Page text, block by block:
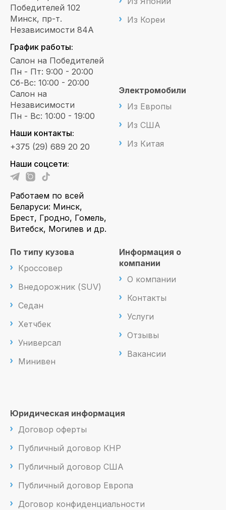
Победителей 102
Минск, пр-т.
Независимости 84А
График работы:
Салон на Победителей
Пн - Пт: 9:00 - 20:00
Сб-Вс: 10:00 - 20:00
Салон на
Независимости
Пн - Вс: 10:00 - 19:00
Наши контакты:
+375 (29) 689 20 20
Наши соцсети:
Работаем по всей
Беларуси: Минск,
Брест, Гродно, Гомель,
Витебск, Могилев и др.
Из Кореи
Электромобили
Из Европы
Из США
Из Китая
По типу кузова
Кроссовер
Внедорожник (SUV)
Седан
Хетчбек
Универсал
Минивен
Информация о
компании
О компании
Контакты
Услуги
Отзывы
Вакансии
Юридическая информация
Договор оферты
Публичный договор КНР
Публичный договор США
Публичный договор Европа
Договор конфиденциальности